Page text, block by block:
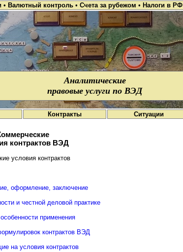
• Валютный контроль • Счета за рубежом • Налоги в РФ
Аналитические
правовые услуги по ВЭД
Контракты Ситуации
контрактов ВЭД
условия контрактов
оформление, заключение
и честной деловой практике
применения
контрактов ВЭД
на условия контрактов